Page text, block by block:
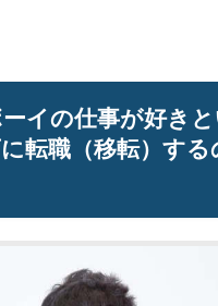
イの仕事が好き
転職（移転）する